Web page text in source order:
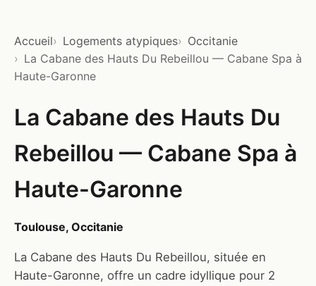
Accueil Logements atypiques
Occitanie
La Cabane des Hauts Du Rebeillou — Cabane Spa à
Haute-Garonne
La Cabane des Hauts Du
Rebeillou — Cabane Spa à
Haute-Garonne
Toulouse, Occitanie
La Cabane des Hauts Du Rebeillou, située en
Haute-Garonne, offre un cadre idyllique pour 2